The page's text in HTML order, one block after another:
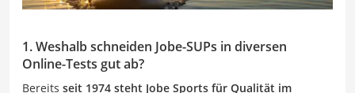
1. Weshalb schneiden Jobe-SUPs in diversen
Online-Tests gut ab?
Bereits seit 1974 steht Jobe Sports für Qualität im